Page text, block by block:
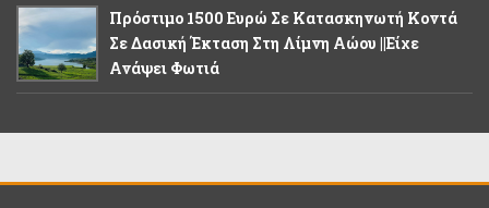
Πρόστιμο 1500 Ευρώ Σε Κατασκηνωτή Κοντά
Σε Δασική Έκταση Στη Λίμνη Αώου ||Είχε
Ανάψει Φωτιά